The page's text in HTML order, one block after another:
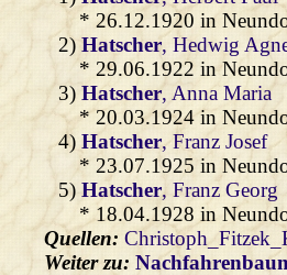
* 26.12.1920 in
2)Hatscher, Hedwig
* 29.06.1922 in
3)Hatscher, Anna Maria
* 20.03.1924 in
4)Hatscher, Franz Josef
* 23.07.1925 in
5)Hatscher, Franz Georg
* 18.04.1928 in
Quellen:
Weiter zu: